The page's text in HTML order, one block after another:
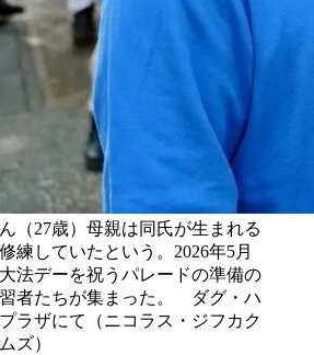
（27歳）母親は同氏が生まれる
練していたという。2026年5月
法デーを祝うパレードの準備の
者たちが集まった。 ダグ・ハ
ラザにて（ニコラス・ジフカク
ズ）